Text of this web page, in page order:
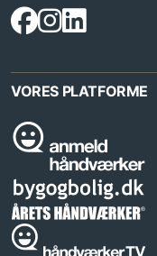
VORES PLATFORME